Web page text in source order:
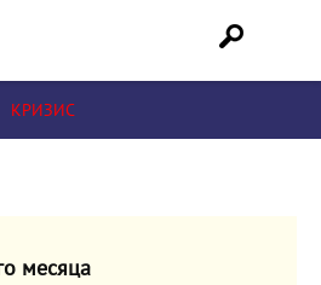
КРИЗИС
месяца